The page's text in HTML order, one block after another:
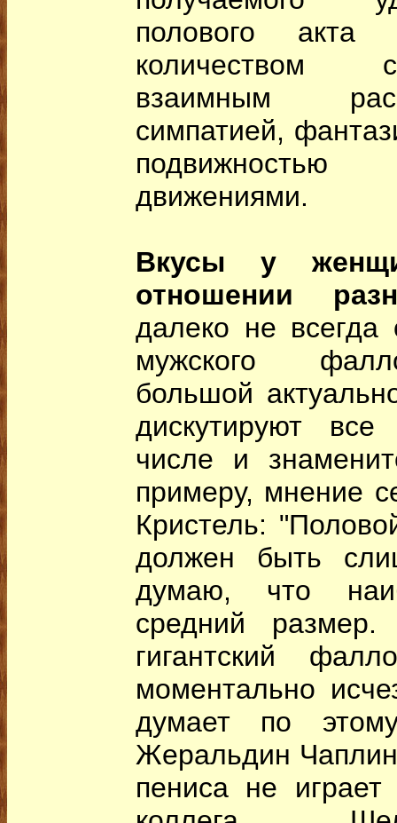
полового акта
количеством
взаимным
симпатией,
движениями.
Вкусы у
отношении
далеко не
мужского
большой
дискутируют
числе и
примеру, мнение
Кристель:
должен быть
думаю, что
средний
гигантский
моментально
думает по
Жеральдин
пениса не